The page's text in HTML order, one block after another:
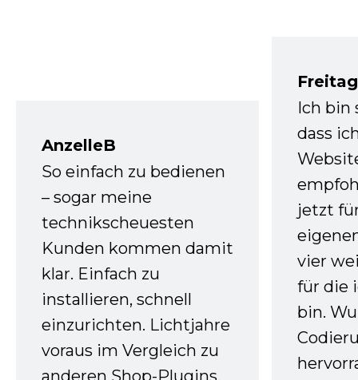
AnzelleB
So einfach zu bedienen
– sogar meine
technikscheuesten
Kunden kommen damit
klar. Einfach zu
installieren, schnell
einzurichten. Lichtjahre
voraus im Vergleich zu
anderen Shop-Plugins.
Ich bin
dass
jetzt
vier
für die
bin.